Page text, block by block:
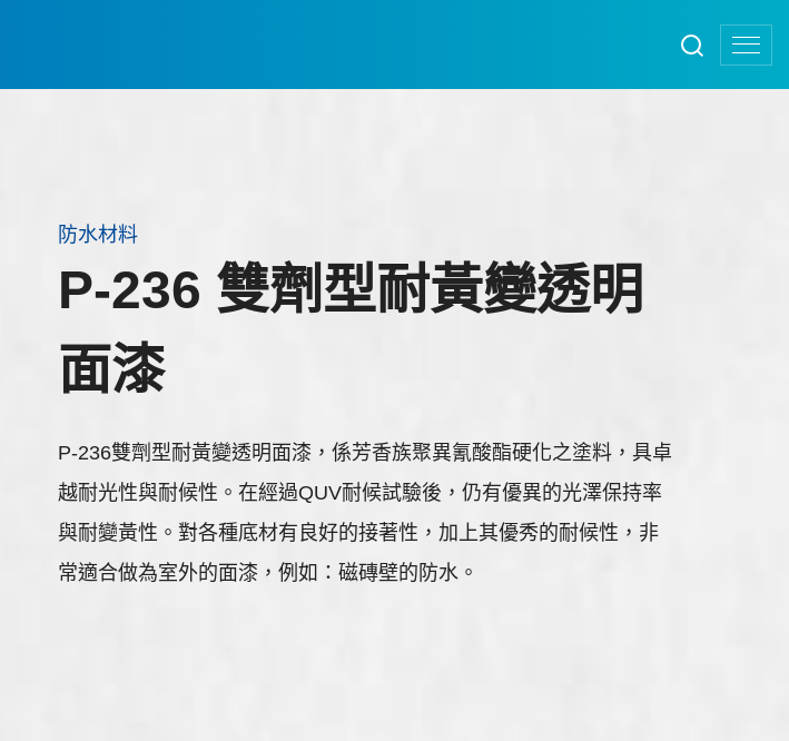
防水材料
P-236 雙劑型耐黃變透明
面漆
P-236雙劑型耐黃變透明面漆，係芳香族聚異氰酸酯硬化之塗料，具卓
越耐光性與耐候性。在經過QUV耐候試驗後，仍有優異的光澤保持率
與耐變黃性。對各種底材有良好的接著性，加上其優秀的耐候性，非
常適合做為室外的面漆，例如：磁磚壁的防水。